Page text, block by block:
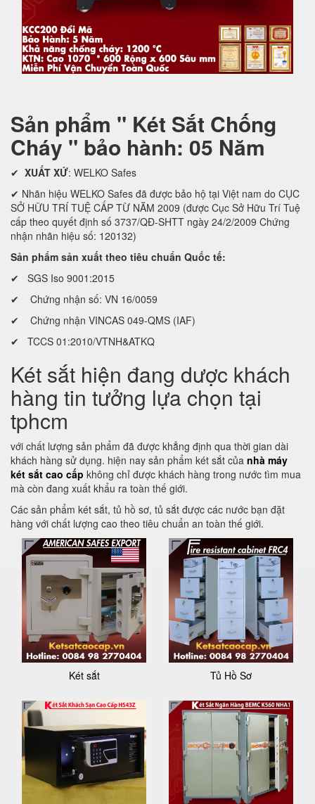
Sản phẩm " Két Sắt Chống
Cháy " bảo hành: 05 Năm
✔ XUẤT XỨ: WELKO Safes
✔ Nhãn hiệu WELKO Safes đã được bảo hộ tại Việt nam do CỤC
SỞ HỮU TRÍ TUỆ CẤP TỪ NĂM 2009 (được Cục Sở Hữu Trí Tuệ
cấp theo quyết định số 3737/QĐ-SHTT ngày 24/2/2009 Chứng
nhận nhãn hiệu số: 120132)
Sản phẩm sản xuất theo tiêu chuẩn Quốc tế:
✔ SGS Iso 9001:2015
✔ Chứng nhận số: VN 16/0059
✔ Chứng nhận VINCAS 049-QMS (IAF)
✔ TCCS 01:2010/VTNH&ATKQ
Két sắt hiện đang dược khách
hàng tin tưởng lựa chọn tại
tphcm
với chất lượng sản phẩm đã được khẳng định qua thời gian dài
khách hàng sử dụng. hiện nay sản phẩm két sắt của nhà máy
két sắt cao cấp không chỉ được khách hàng trong nước tìm mua
mà còn đang xuất khẩu ra toàn thế giới.
Các sản phẩm két sắt, tủ hồ sơ, tủ sắt được các nước bạn đặt
hàng với chất lượng cao theo tiêu chuẩn an toàn thế giới.
Két sắt Tủ Hồ Sơ